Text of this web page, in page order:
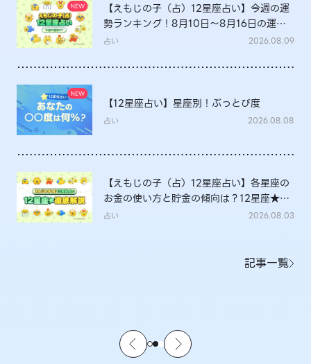
【えもじの子（占）12星座占い】今週の運
勢ランキング！8月10日～8月16日の運勢
は？
占い 2026.08.09
【12星座占い】星座別！ぶっとび度
占い 2026.08.08
【えもじの子（占）12星座占い】各星座の
お金の使い方と貯金の傾向は？12星座★徹
底解説
占い 2026.08.03
記事一覧